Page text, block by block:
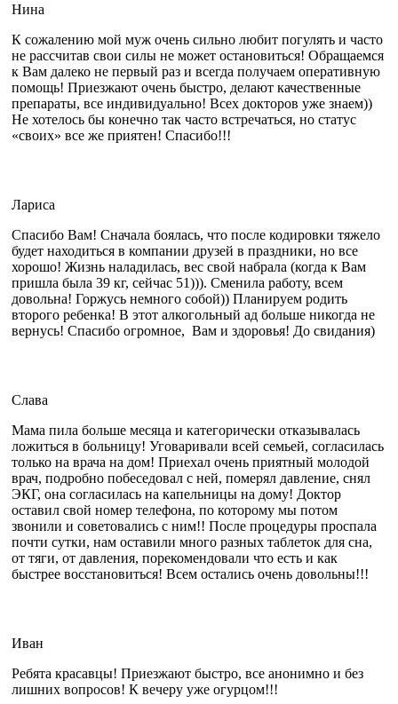
Нина
К сожалению мой муж очень сильно любит погулять и часто
не рассчитав свои силы не может остановиться! Обращаемся
к Вам далеко не первый раз и всегда получаем оперативную
помощь! Приезжают очень быстро, делают качественные
препараты, все индивидуально! Всех докторов уже знаем))
Не хотелось бы конечно так часто встречаться, но статус
«своих» все же приятен! Спасибо!!!
Лариса
Спасибо Вам! Сначала боялась, что после кодировки тяжело
будет находиться в компании друзей в праздники, но все
хорошо! Жизнь наладилась, вес свой набрала (когда к Вам
пришла была 39 кг, сейчас 51))). Сменила работу, всем
довольна! Горжусь немного собой)) Планируем родить
второго ребенка! В этот алкогольный ад больше никогда не
вернусь! Спасибо огромное, Вам и здоровья! До свидания)
Слава
Мама пила больше месяца и категорически отказывалась
ложиться в больницу! Уговаривали всей семьей, согласилась
только на врача на дом! Приехал очень приятный молодой
врач, подробно побеседовал с ней, померял давление, снял
ЭКГ, она согласилась на капельницы на дому! Доктор
оставил свой номер телефона, по которому мы потом
звонили и советовались с ним!! После процедуры проспала
почти сутки, нам оставили много разных таблеток для сна,
от тяги, от давления, порекомендовали что есть и как
быстрее восстановиться! Всем остались очень довольны!!!
Иван
Ребята красавцы! Приезжают быстро, все анонимно и без
лишних вопросов! К вечеру уже огурцом!!!